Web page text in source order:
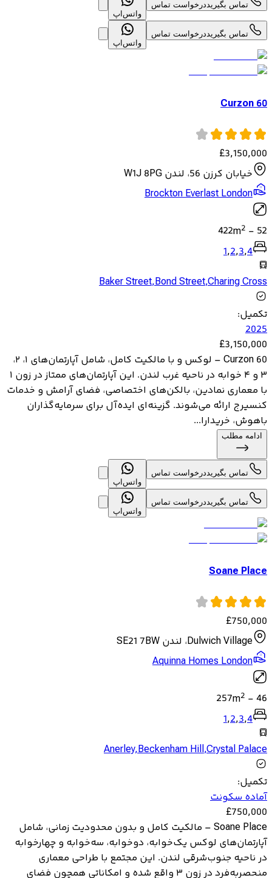
تماس بگیریددرخواست تماس
واتس‌اپ
تماس بگیریددرخواست تماس
واتس‌اپ
60 Curzon
£3,150,000
خیابان کرزن 56، لندن W1J 8PG
Brockton Everlast London
52
-
422m2
1,2,3,4
Baker Street,Bond Street,Charing Cross
تکمیل:
2025
£3,150,000
60 Curzon – لوکس و با مالکیت کامل، شامل آپارتمان‌های ۱، ۲،
۳ و ۴ خوابه در ناحیه غرب لندن. این آپارتمان‌های ممتاز در زون ۱
با معماری نمادین، بالکن‌های اختصاصی، فضای آرامش و خدمات
کنسیرج ارائه می‌شوند. گزینه‌ای ایده‌آل برای سرمایه‌گذاران
باهوش، خریدارا...
ادامه مطلب
تماس بگیرید درخواست تماس
واتس‌اپ
تماس بگیرید درخواست تماس
واتس‌اپ
Soane Place
£750,000
Dulwich Village، لندن SE21 7BW
Aquinna Homes London
46
-
257m2
1,2,3,4
Anerley,Beckenham Hill,Crystal Palace
تکمیل:
آماده سکونت
£750,000
Soane Place – مالکیت کامل و بدون محدودیت زمانی، شامل
آپارتمان‌های لوکس یک‌خوابه، دوخوابه، سه‌خوابه و چهارخوابه
در ناحیه جنوب‌شرقی لندن. این مجتمع با طراحی معماری
منحصربه‌فرد در زون ۳ واقع شده و امکاناتی همچون فضای